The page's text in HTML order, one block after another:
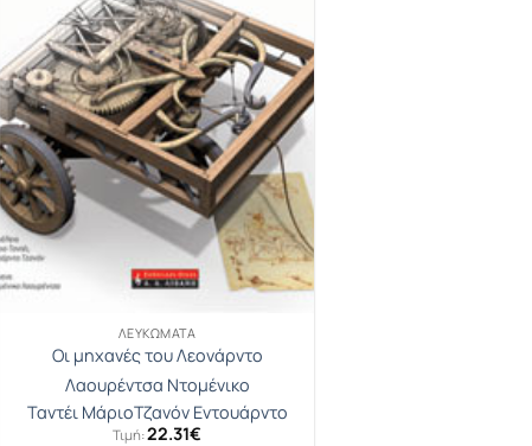
ΛΕΥΚΏΜΑΤΑ
Οι μηχανές του Λεονάρντο
Λαουρέντσα Ντομένικο
Ταντέι ΜάριοΤζανόν Εντουάρντο
Τιμή:22.31€